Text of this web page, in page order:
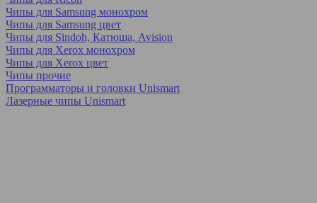
Чипы для Samsung монохром
Чипы для Samsung цвет
Чипы для Sindoh, Катюша, Avision
Чипы для Xerox монохром
Чипы для Xerox цвет
Чипы прочие
Программаторы и головки Unismart
Лазерные чипы Unismart